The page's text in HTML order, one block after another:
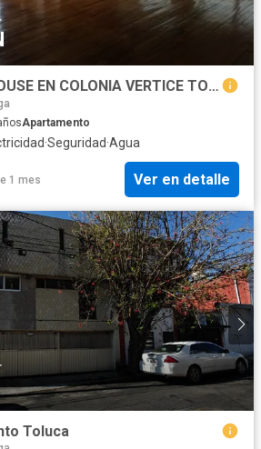
RENTA DE PENTHOUSE EN COLONIA VERTICE TOLUCA
Apartamento
·Seguridad·Agua
1 mes Ver en detalle
Toluca